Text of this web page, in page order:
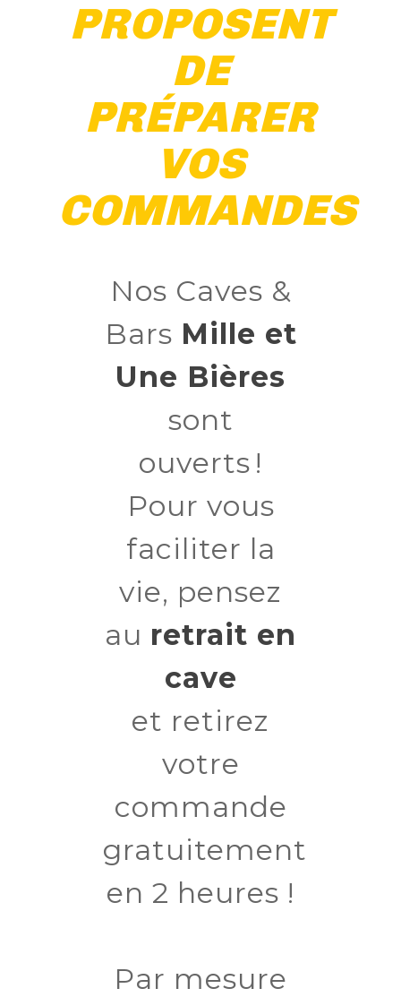
Nos Fûts De Bière
Nos Spiritueux
Nos Boxes
Nos Paniers
Paniers Cadeaux À Composer
BLOG
NOUS CONTACTER
PROPOSENT
DE
PRÉPARER
VOS
COMMANDES
Nos Caves &
Bars Mille et
Une Bières
sont
ouverts !
Pour vous
faciliter la
vie, pensez
au retrait en
cave
et retirez
votre
commande
gratuitement
en 2 heures !
Par mesure